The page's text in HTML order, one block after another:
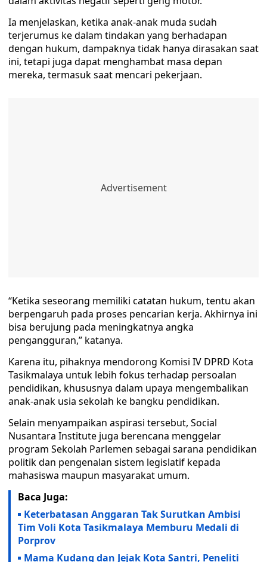
Ia menjelaskan, ketika anak-anak muda sudah
terjerumus ke dalam tindakan yang berhadapan
dengan hukum, dampaknya tidak hanya dirasakan saat
ini, tetapi juga dapat menghambat masa depan
mereka, termasuk saat mencari pekerjaan.
“Ketika seseorang memiliki catatan hukum, tentu akan
berpengaruh pada proses pencarian kerja. Akhirnya ini
bisa berujung pada meningkatnya angka
pengangguran,” katanya.
Karena itu, pihaknya mendorong Komisi IV DPRD Kota
Tasikmalaya untuk lebih fokus terhadap persoalan
pendidikan, khususnya dalam upaya mengembalikan
anak-anak usia sekolah ke bangku pendidikan.
Selain menyampaikan aspirasi tersebut, Social
Nusantara Institute juga berencana menggelar
program Sekolah Parlemen sebagai sarana pendidikan
politik dan pengenalan sistem legislatif kepada
mahasiswa maupun masyarakat umum.
Baca Juga:
Keterbatasan Anggaran Tak Surutkan Ambisi
Tim Voli Kota Tasikmalaya Memburu Medali di
Porprov
Mama Kudang dan Jejak Kota Santri, Peneliti